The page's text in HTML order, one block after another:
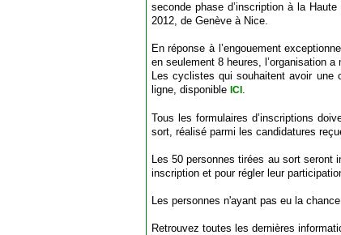
seconde phase d’inscription à la
2012, de Genève à Nice.
En réponse à l’engouement
en seulement 8 heures, l’organisation
Les cyclistes qui souhaitent avoir une
ligne, disponible ICI.
Tous les formulaires d’inscriptions
sort, réalisé parmi les candidatures
Les 50 personnes tirées au sort seront
inscription et pour régler leur
Les personnes n'ayant pas eu la
Retrouvez toutes les dernières